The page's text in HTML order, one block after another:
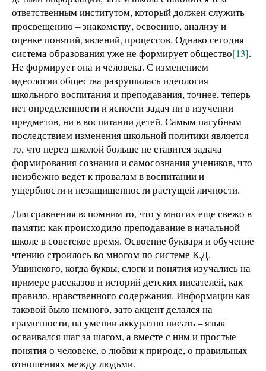
ответственным институтом, который должен служить
просвещению – знакомству, освоению, анализу и
оценке понятий, явлений, процессов. Однако сегодня
система образования уже не формирует общество[13].
Не формирует она и человека. С изменением
идеологии общества разрушилась идеология
школьного воспитания и преподавания, точнее, теперь
нет определенности и ясности задач ни в изучении
предметов, ни в воспитании детей. Самым пагубным
последствием изменения школьной политики является
то, что перед школой больше не ставится задача
формирования сознания и самосознания учеников, что
неизбежно ведет к провалам в воспитании и
ущербности и незащищенности растущей личности.
Для сравнения вспомним то, что у многих еще свежо в
памяти: как происходило преподавание в начальной
школе в советское время. Освоение букваря и обучение
чтению строилось во многом по системе К.Д.
Ушинского, когда буквы, слоги и понятия изучались на
примере рассказов и историй детских писателей, как
правило, нравственного содержания. Информации как
таковой было немного, зато акцент делался на
грамотности, на умении аккуратно писать – язык
осваивался шаг за шагом, а вместе с ним и простые
понятия о человеке, о любви к природе, о правильных
отношениях между людьми.